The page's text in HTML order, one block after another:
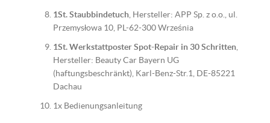
1St. Staubbindetuch , Hersteller: APP Sp. z o.o., ul.
Przemysłowa 10, PL-62-300 Września
1St. Werkstattposter Spot-Repair in 30 Schritten
Hersteller: Beauty Car Bayern UG
(haftungsbeschränkt), Karl-Benz-Str.1, DE-85221
Dachau
1x Bedienungsanleitung